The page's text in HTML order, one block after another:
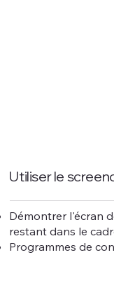
Utiliser le
Démontrer l'écran
restant dans le
Programmes de